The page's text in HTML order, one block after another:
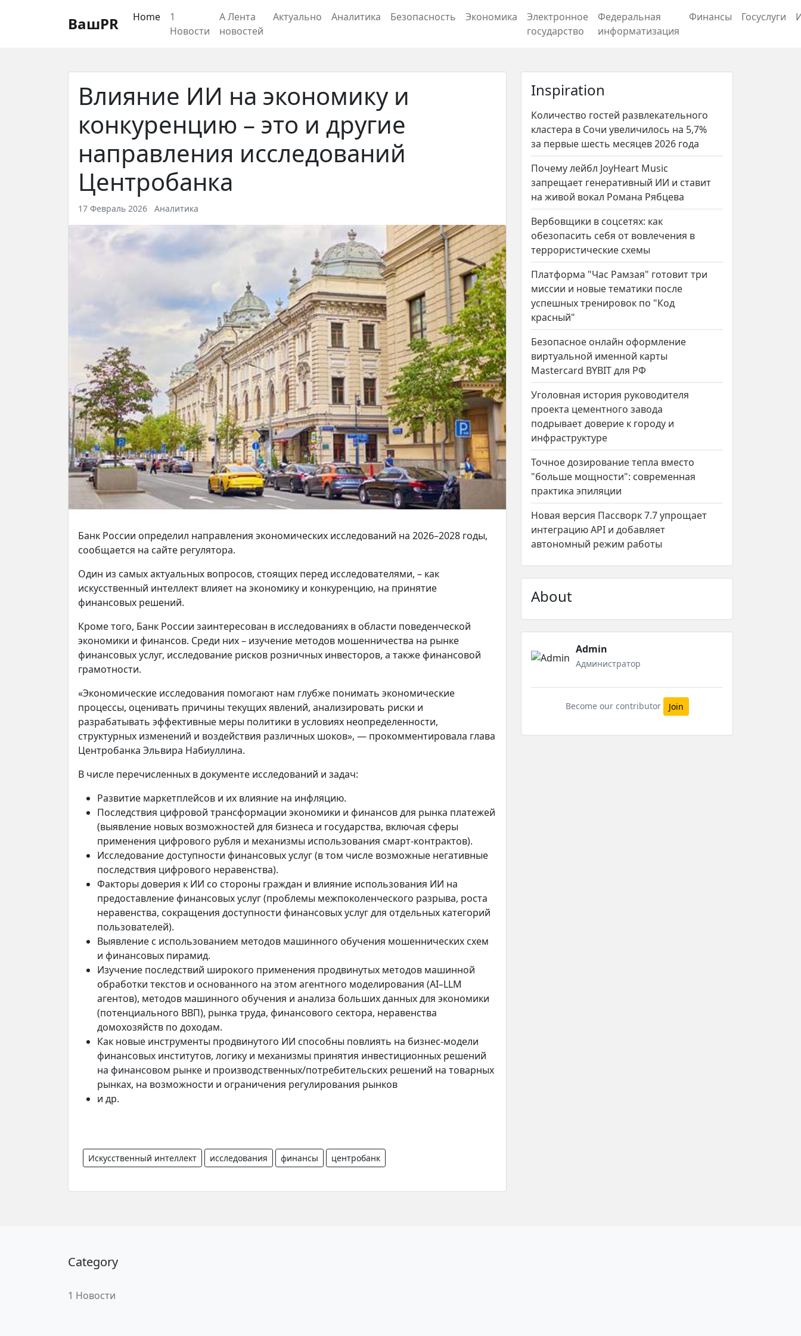
Восстановление пароля
ВашPR Home
1
Новости
А Лента
новостей
Актуально Аналитика Безопасность Экономика
Электронное
государство
Федеральная
информатизация
Финансы Госуслуги
Влияние ИИ на экономику и
конкуренцию – это и другие
направления исследований
Центробанка
17 Февраль 2026 Аналитика
Банк России определил направления экономических исследований на 2026–2028 годы,
сообщается на сайте регулятора.
Один из самых актуальных вопросов, стоящих перед исследователями, – как
искусственный интеллект влияет на экономику и конкуренцию, на принятие
финансовых решений.
Кроме того, Банк России заинтересован в исследованиях в области поведенческой
экономики и финансов. Среди них – изучение методов мошенничества на рынке
финансовых услуг, исследование рисков розничных инвесторов, а также финансовой
грамотности.
«Экономические исследования помогают нам глубже понимать экономические
процессы, оценивать причины текущих явлений, анализировать риски и
разрабатывать эффективные меры политики в условиях неопределенности,
структурных изменений и воздействия различных шоков», — прокомментировала глава
Центробанка Эльвира Набиуллина.
В числе перечисленных в документе исследований и задач:
Развитие маркетплейсов и их влияние на инфляцию.
Последствия цифровой трансформации экономики и финансов для рынка платежей
(выявление новых возможностей для бизнеса и государства, включая сферы
применения цифрового рубля и механизмы использования смарт-контрактов).
Исследование доступности финансовых услуг (в том числе возможные негативные
последствия цифрового неравенства).
Факторы доверия к ИИ со стороны граждан и влияние использования ИИ на
предоставление финансовых услуг (проблемы межпоколенческого разрыва, роста
неравенства, сокращения доступности финансовых услуг для отдельных категорий
пользователей).
Выявление с использованием методов машинного обучения мошеннических схем
и финансовых пирамид.
Изучение последствий широкого применения продвинутых методов машинной
обработки текстов и основанного на этом агентного моделирования (AI–LLM
агентов), методов машинного обучения и анализа больших данных для экономики
(потенциального ВВП), рынка труда, финансового сектора, неравенства
домохозяйств по доходам.
Как новые инструменты продвинутого ИИ способны повлиять на бизнес-модели
финансовых институтов, логику и механизмы принятия инвестиционных решений
на финансовом рынке и производственных/потребительских решений на товарных
рынках, на возможности и ограничения регулирования рынков
и др.
Искусственный интеллект исследования финансы центробанк
Inspiration
Количество гостей развлекательного
кластера в Сочи увеличилось на 5,7%
за первые шесть месяцев 2026 года
Почему лейбл JoyHeart Music
запрещает генеративный ИИ и ставит
на живой вокал Романа Рябцева
Вербовщики в соцсетях: как
обезопасить себя от вовлечения в
террористические схемы
Платформа "Час Рамзая" готовит три
миссии и новые тематики после
успешных тренировок по "Код
красный"
Безопасное онлайн оформление
виртуальной именной карты
Mastercard BYBIT для РФ
Уголовная история руководителя
проекта цементного завода
подрывает доверие к городу и
инфраструктуре
Точное дозирование тепла вместо
"больше мощности": современная
практика эпиляции
Новая версия Пассворк 7.7 упрощает
интеграцию API и добавляет
автономный режим работы
About
Admin
Администратор
Become our contributor Join
Category
1 Новости